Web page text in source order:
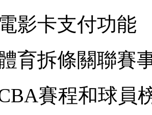
影卡支付功能
育拆條關聯賽
賽程和球員